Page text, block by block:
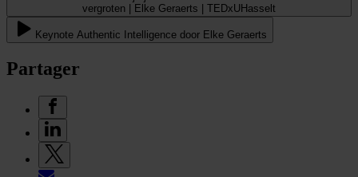
vergroten | Elke Geraerts | TEDxUHasselt
Keynote Authentic Intelligence door Elke Geraerts
Partager